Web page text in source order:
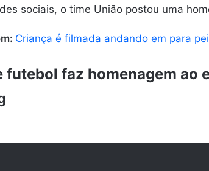
sociais, o time União postou uma
Criança é filmada andando em para
futebol faz homenagem ao